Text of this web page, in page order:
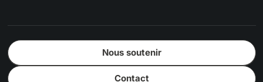
Nous soutenir
Contact